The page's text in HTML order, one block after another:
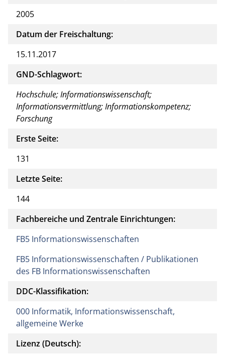
2005
Datum der Freischaltung:
15.11.2017
GND-Schlagwort:
Hochschule; Informationswissenschaft;
Informationsvermittlung; Informationskompetenz;
Forschung
Erste Seite:
131
Letzte Seite:
144
Fachbereiche und Zentrale Einrichtungen:
FB5 Informationswissenschaften
FB5 Informationswissenschaften / Publikationen
des FB Informationswissenschaften
DDC-Klassifikation:
000 Informatik, Informationswissenschaft,
allgemeine Werke
Lizenz (Deutsch):